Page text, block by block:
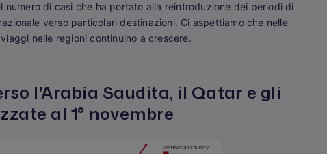
di casi che ha portato alla reintroduzione dei periodi di
verso particolari destinazioni. Ci aspettiamo che nelle
nelle regioni continuino a crescere.
l'Arabia Saudita, il Qatar e gli
al 1° novembre